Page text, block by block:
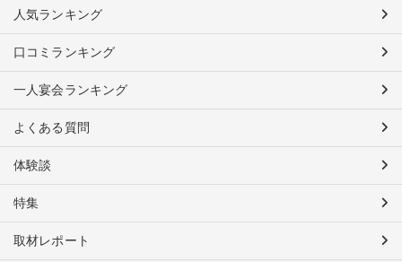
人気ランキング
口コミランキング
一人宴会ランキング
よくある質問
体験談
特集
取材レポート